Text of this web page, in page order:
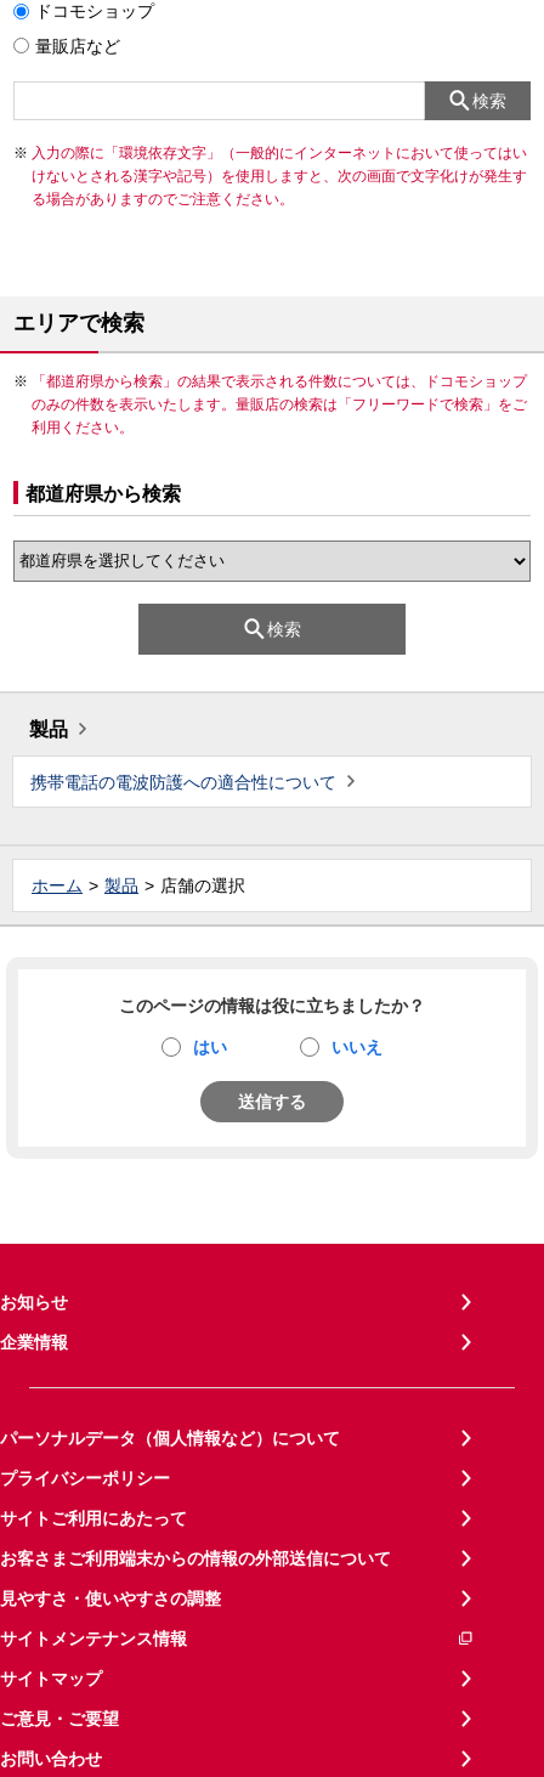
ドコモショップ
量販店など
検索
入力の際に「環境依存文字」（一般的にインターネットにおいて使ってはい
けないとされる漢字や記号）を使用しますと、次の画面で文字化けが発生す
る場合がありますのでご注意ください。
エリアで検索
「都道府県から検索」の結果で表示される件数については、ドコモショップ
のみの件数を表示いたします。量販店の検索は「フリーワードで検索」をご
利用ください。
都道府県から検索
検索
製品
携帯電話の電波防護への適合性について
ホーム 製品 店舗の選択
このページの情報は役に立ちましたか？
はい いいえ
送信する
お知らせ
企業情報
パーソナルデータ（個人情報など）について
プライバシーポリシー
サイトご利用にあたって
お客さまご利用端末からの情報の外部送信について
見やすさ・使いやすさの調整
サイトメンテナンス情報
サイトマップ
ご意見・ご要望
お問い合わせ